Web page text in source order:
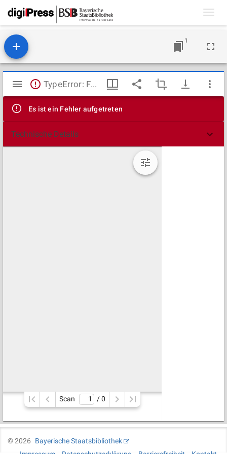
1
Mirador
Viewer
TypeError: Failed to fetch
Es ist ein Fehler aufgetreten
Technische Details
Scan / 0
©2026
Bayerische Staatsbibliothek